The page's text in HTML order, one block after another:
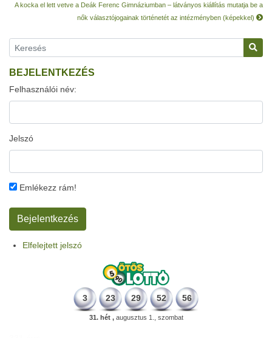
A kocka el lett vetve a Deák Ferenc Gimnáziumban – látványos kiállítás mutatja be a
nők választójogainak történetét az intézményben (képekkel)
BEJELENTKEZÉS
Felhasználói név:
Jelszó
Emlékezz rám!
Elfelejtett jelszó
3 23 29 52 56
31. hét ,augusztus 1., szombat